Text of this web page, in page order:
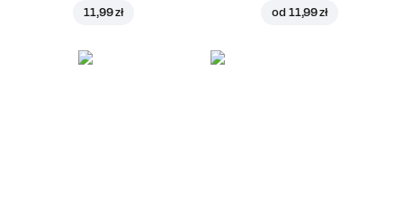
11,99 zł od 11,99 zł